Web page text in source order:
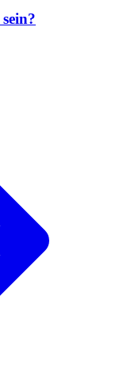
sein?